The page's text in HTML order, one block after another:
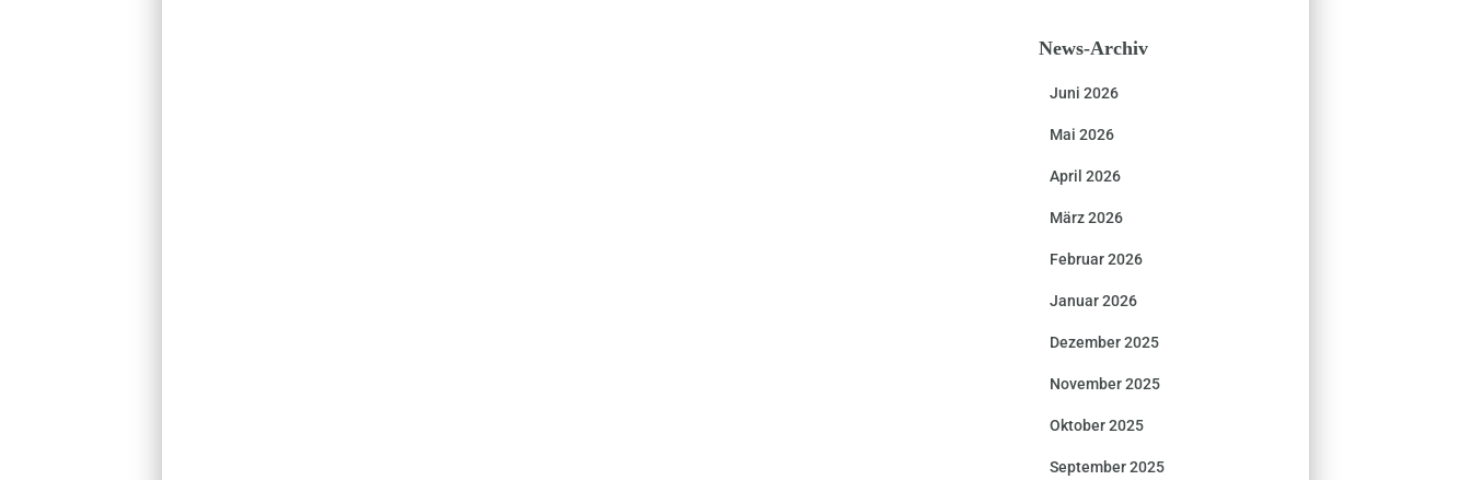
News-Archiv
Juni 2026
Mai 2026
April 2026
März 2026
Februar 2026
Januar 2026
Dezember 2025
November 2025
Oktober 2025
September 2025